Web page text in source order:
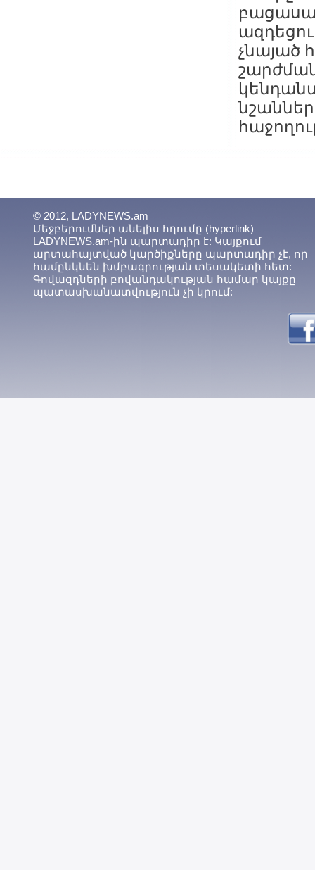
չնայած
© 2012, LADYNEWS.am
Մեջբերումներ անելիս հղումը (hyperlink)
LADYNEWS.am-ին պարտադիր է: Կայքում
արտահայտված կարծիքները պարտադիր չէ, որ
համընկնեն խմբագրության տեսակետի հետ:
Գովազդների բովանդակության համար կայքը
պատասխանատվություն չի կրում: